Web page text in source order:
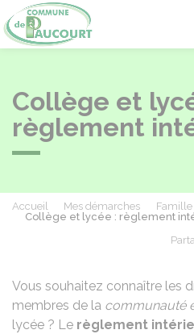
Collège et
règlement
Accueil Mes démarches Famille
Collège et lycée : règlement
Vous souhaitez connaître les
membres de la communauté
lycée ? Le règlement